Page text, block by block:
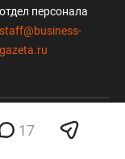
17
отдел персонала
staff@business-
gazeta.ru